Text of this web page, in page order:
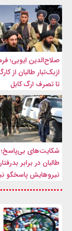
صلاح‌الدین ایوبی؛
ازبک‌تبار طالبان از
تا تصرف ارگ کابل
شکایت‌های بی‌پاسخ؛
طالبان در برابر
نیروهایش پاسخگو